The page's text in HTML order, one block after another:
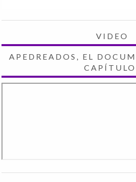
VIDEO
APEDREADOS, EL